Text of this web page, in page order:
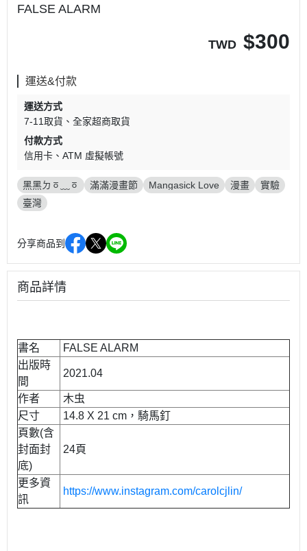
FALSE ALARM
TWD $300
運送&付款
運送方式
7-11取貨
全家超商取貨
付款方式
信用卡
ATM 虛擬帳號
黑黑ㄉㆆ﹏ㆆ 滿滿漫畫節 Mangasick Love 漫畫
實驗
臺灣
分享商品到
商品詳情
書名
FALSE ALARM
出版時
間
2021.04
作者
木虫
尺寸
14.8 X 21 cm，騎馬釘
頁數(含
封面封
底)
24頁
更多資
訊
https://www.instagram.com/carolcjlin/